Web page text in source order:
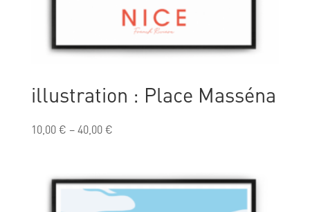
illustration : Place Masséna
10,00€ –40,00€